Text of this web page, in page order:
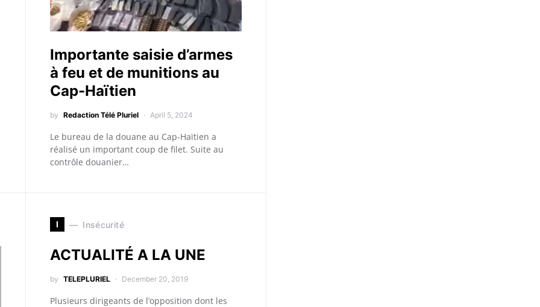
Importante saisie d’armes
à feu et de munitions au
Cap-Haïtien
by Redaction Télé Pluriel April 5, 2024
Le bureau de la douane au Cap-Haïtien a
réalisé un important coup de filet. Suite au
contrôle douanier…
I Insécurité
ACTUALITÉ A LA UNE
by TELEPLURIEL December 20, 2019
Plusieurs dirigeants de l’opposition dont les